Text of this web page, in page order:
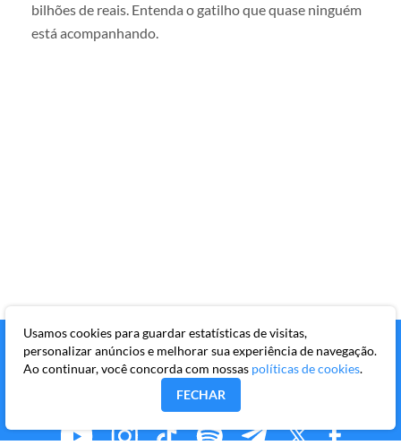
bilhões de reais. Entenda o gatilho que quase ninguém
está acompanhando.
Usamos cookies para guardar estatísticas de visitas,
personalizar anúncios e melhorar sua experiência de navegação.
Ao continuar, você concorda com nossas políticas de cookies.
FECHAR